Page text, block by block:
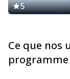
5
Ce que nos
programme